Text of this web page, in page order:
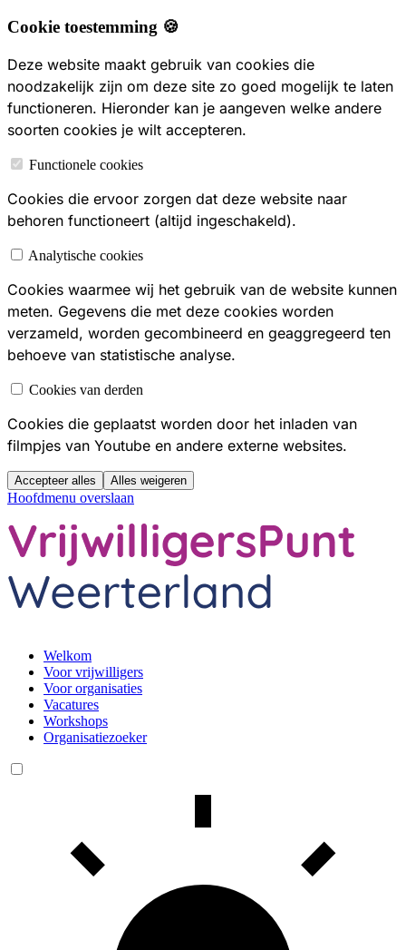
Cookie toestemming 🍪
Deze website maakt gebruik van cookies die
noodzakelijk zijn om deze site zo goed mogelijk te laten
functioneren. Hieronder kan je aangeven welke andere
soorten cookies je wilt accepteren.
Functionele cookies
Cookies die ervoor zorgen dat deze website naar
behoren functioneert (altijd ingeschakeld).
Analytische cookies
Cookies waarmee wij het gebruik van de website kunnen
meten. Gegevens die met deze cookies worden
verzameld, worden gecombineerd en geaggregeerd ten
behoeve van statistische analyse.
Cookies van derden
Cookies die geplaatst worden door het inladen van
filmpjes van Youtube en andere externe websites.
Accepteer alles Alles weigeren
Hoofdmenu overslaan
Welkom
Voor vrijwilligers
Voor organisaties
Vacatures
Workshops
Organisatiezoeker